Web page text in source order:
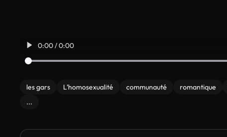
0:00 / 0:00
les gars L’homosexualité communauté romantique
...